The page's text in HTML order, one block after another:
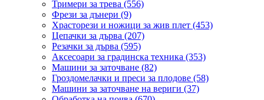
Тримери за трева (556)
Фрези за дънери (9)
Храсторези и ножици за жив плет (453)
Цепачки за дърва (207)
Резачки за дърва (595)
Аксесоари за градинска техника (353)
Машини за заточване (82)
Гроздомелачки и преси за плодове (58)
Машини за заточване на вериги (37)